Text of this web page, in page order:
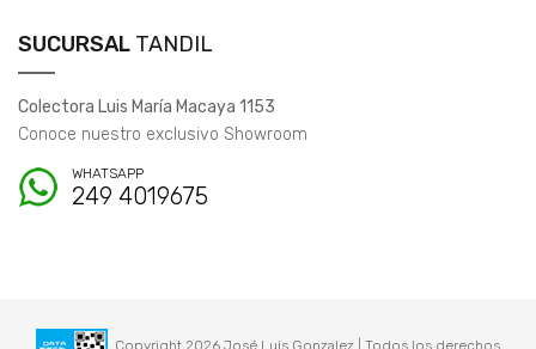
SUCURSAL TANDIL
Colectora Luis María Macaya 1153
Conoce nuestro exclusivo Showroom
WHATSAPP
249 4019675
Copyright 2026 José Luis Gonzalez | Todos los derechos